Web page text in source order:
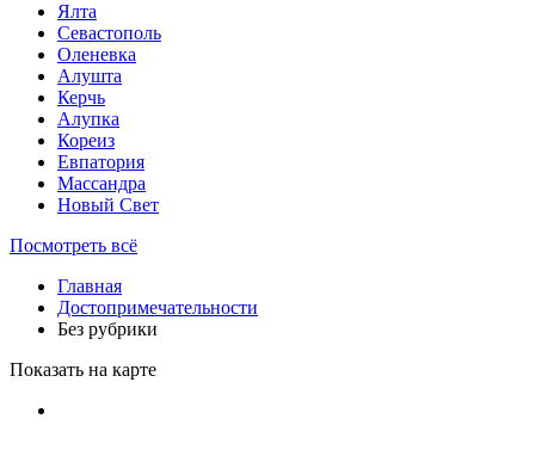
Ялта
Севастополь
Оленевка
Алушта
Керчь
Алупка
Кореиз
Евпатория
Массандра
Новый Свет
Посмотреть всё
Главная
Достопримечательности
Без рубрики
Показать на карте